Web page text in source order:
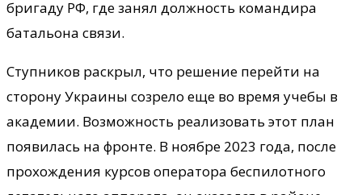
бригаду РФ, где занял должность командира
батальона связи.
Ступников раскрыл, что решение перейти на
сторону Украины созрело еще во время учебы в
академии. Возможность реализовать этот план
появилась на фронте. В ноябре 2023 года, после
прохождения курсов оператора беспилотного